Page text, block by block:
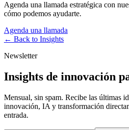
Agenda una llamada estratégica con
cómo podemos ayudarte.
Agenda una llamada
← Back to Insights
Newsletter
Insights de innovación
Mensual, sin spam. Recibe las últimas
innovación, IA y transformación
entrada.